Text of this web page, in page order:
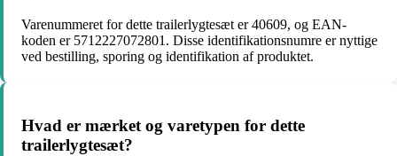
Varenummeret for dette trailerlygtesæt er 40609, og EAN-
koden er 5712227072801. Disse identifikationsnumre er nyttige
ved bestilling, sporing og identifikation af produktet.
Hvad er mærket og varetypen for dette
trailerlygtesæt?